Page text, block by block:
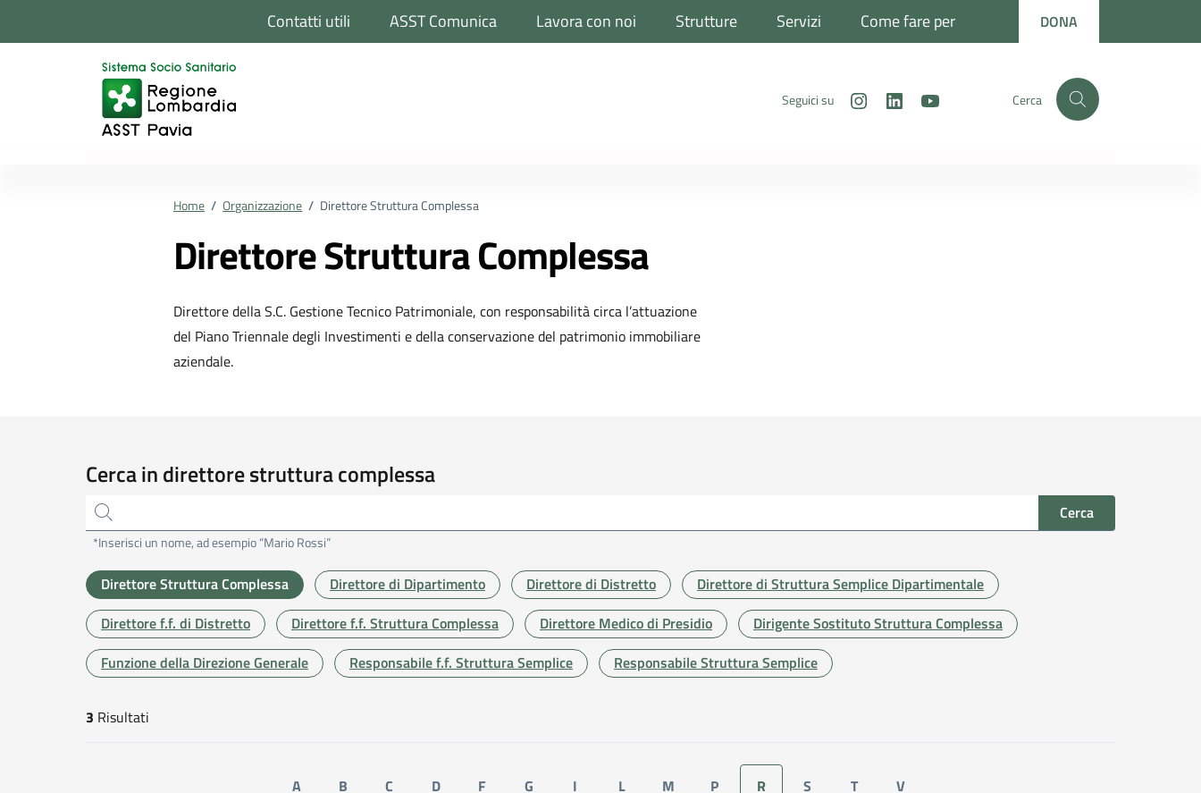
Contatti utili ASST Comunica Lavora con noi Strutture Servizi Come fare per DONA
Seguici su Instagram
LinkedIn Cerca
Home / Organizzazione / Direttore Struttura Complessa
Direttore Struttura Complessa
Direttore della S.C. Gestione Tecnico Patrimoniale, con responsabilità circa l’attuazione
del Piano Triennale degli Investimenti e della conservazione del patrimonio immobiliare
aziendale.
Cerca in direttore struttura complessa
Cerca
*Inserisci un nome, ad esempio “Mario Rossi”
Direttore Struttura Complessa Direttore di Dipartimento Direttore di Distretto
Direttore di Struttura Semplice Dipartimentale
Direttore f.f. di Distretto
Direttore f.f. Struttura Complessa Direttore Medico di Presidio
Dirigente Sostituto Struttura Complessa
Funzione della Direzione Generale
Responsabile f.f. Struttura Semplice Responsabile Struttura Semplice
risultati di ricerca
3 Risultati
A B C D F G I L M P R S T V